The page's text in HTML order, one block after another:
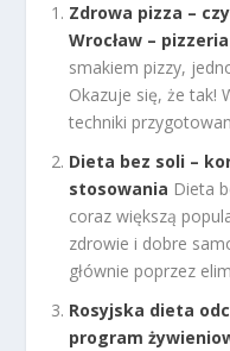
Zdrowa pizza –
Wrocław –
smakiem pizzy,
Okazuje się, że tak!
techniki
Dieta bez soli –
stosowania Dieta
coraz większą
zdrowie i dobre
głównie poprzez
Rosyjska dieta
program